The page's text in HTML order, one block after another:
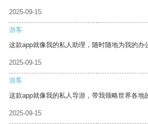
2025-09-15
游客
这款app就像我的私人助理，随时随地为我的办
2025-09-15
游客
这款app就像我的私人导游，带我领略世界各地
2025-09-15